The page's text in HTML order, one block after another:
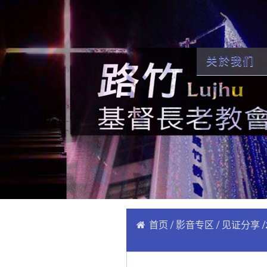
关於我们
首页 影音专区 见证分享